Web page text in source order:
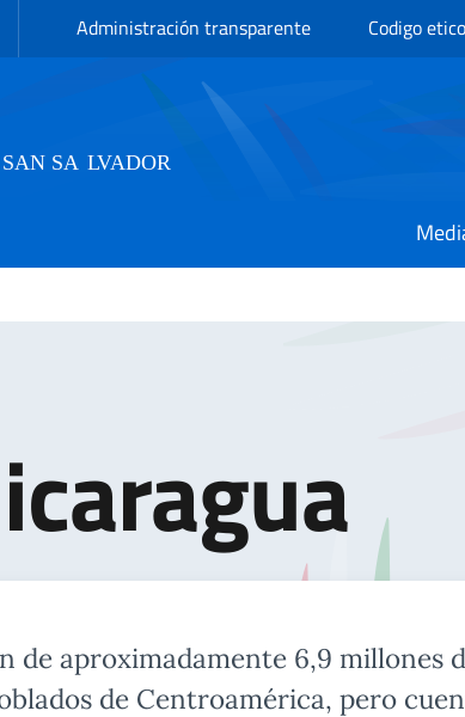
Administración transparente Codigo etico
de aproximadamente 6,9 millones
de Centroamérica, pero